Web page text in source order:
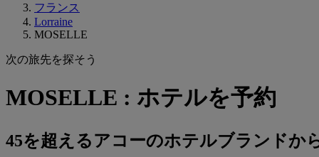
フランス
Lorraine
MOSELLE
次の旅先を探そう
MOSELLE : ホテルを予約
45を超えるアコーのホテルブランドか